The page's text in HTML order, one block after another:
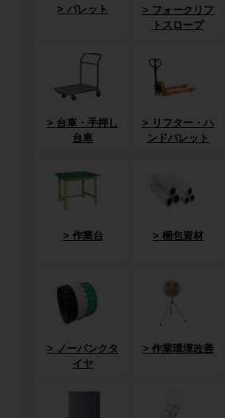
パレット
フォークリフ
トスロープ
台車・手押し
台車
リフター・ハ
ンドパレット
作業台 梱包資材
ノーパンクタ
イヤ
作業環境改善